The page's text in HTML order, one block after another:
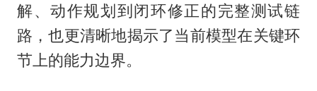
解、动作规划到闭环修正的完整测试链
路，也更清晰地揭示了当前模型在关键环
节上的能力边界。